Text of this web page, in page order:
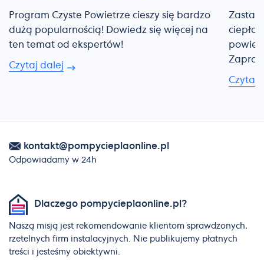
Program Czyste Powietrze cieszy się bardzo
dużą popularnością! Dowiedz się więcej na
ten temat od ekspertów!
Czytaj dalej
Czytaj
kontakt@pompycieplaonline.pl
Odpowiadamy w 24h
Dlaczego pompycieplaonline.pl?
Naszą misją jest rekomendowanie klientom sprawdzonych,
rzetelnych firm instalacyjnych. Nie publikujemy płatnych
treści i jesteśmy obiektywni.